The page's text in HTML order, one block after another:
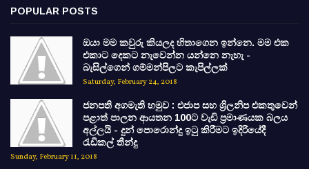
POPULAR POSTS
ඔයා මම කවුරු කියලද හිතාගෙන ඉන්නෙ. මම එක
එකාට දෙකට නැවෙන්න යන්නෙ නැහැ -
බැසිල්ගෙන් ගම්මන්පිලට කැපිල්ලක්
Saturday, February 24, 2018
ජනපති අගමැති හමුව : එජාප සහ ශ්‍රිලනිප එකතුවෙන්
පළාත් පාලන ආයතන 100ට වැඩි ප්‍රමාණයක බලය
අල්ලයි - දුන් පොරොන්දු ඉටු කිරීමට ඉදිරියේදී
රැඩිකල් තීන්දු
Sunday, February 11, 2018